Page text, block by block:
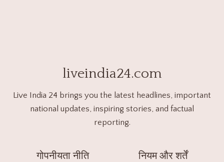
liveindia24.com
Live India 24 brings you the latest headlines, important
national updates, inspiring stories, and factual
reporting.
गोपनीयता नीति नियम और शर्तें